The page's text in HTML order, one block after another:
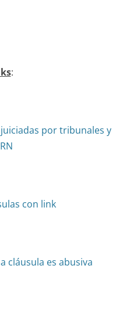
:
por tribunales y
con link
cláusula es abusiva